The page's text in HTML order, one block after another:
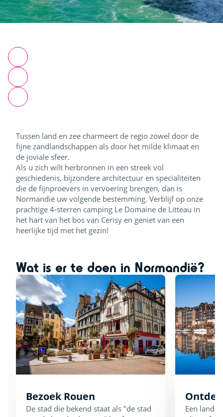
Tussen land en zee charmeert de regio zowel door de
fijne zandlandschappen als door het milde klimaat en
de joviale sfeer.
Als u zich wilt herbronnen in een streek vol
geschiedenis, bijzondere architectuur en specialiteiten
die de fijnproevers in vervoering brengen, dan is
Normandië uw volgende bestemming. Verblijf op onze
prachtige 4-sterren camping Le Domaine de Litteau in
het hart van het bos van Cerisy en geniet van een
heerlijke tijd met het gezin!
Wat is er te doen in Normandië?
Bezoek Rouen
De stad die bekend staat als "de stad
Een